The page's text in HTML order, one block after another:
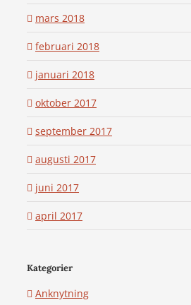
mars 2018
februari 2018
januari 2018
oktober 2017
september 2017
augusti 2017
juni 2017
april 2017
Kategorier
Anknytning